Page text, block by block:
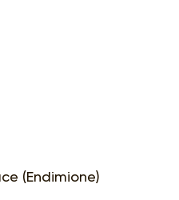
(Endimione)